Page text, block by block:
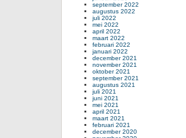
september 2022
augustus 2022
juli 2022
mei 2022
april 2022
maart 2022
februari 2022
januari 2022
december 2021
november 2021
oktober 2021
september 2021
augustus 2021
juli 2021
juni 2021
mei 2021
april 2021
maart 2021
februari 2021
december 2020